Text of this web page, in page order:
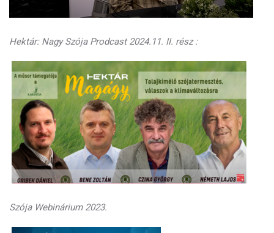
Hektár: Nagy Szója Prodcast 2024.11. II. rész :
Szója Webinárium 2023.